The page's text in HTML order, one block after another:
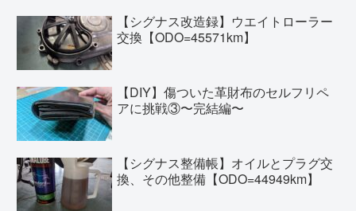
【シグナス改造録】ウエイトローラー
交換【ODO=45571km】
【DIY】傷ついた革財布のセルフリペ
アに挑戦③〜完結編〜
【シグナス整備帳】オイルとプラグ交
換、その他整備【ODO=44949km】